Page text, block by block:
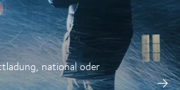
national oder